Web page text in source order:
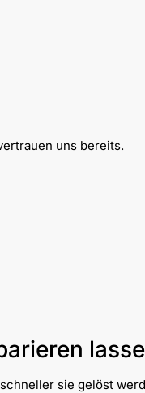
uns bereits.
sie gelöst